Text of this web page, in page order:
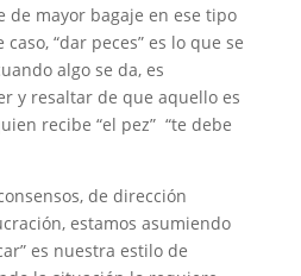
de mayor bagaje en ese tipo
“dar peces” es lo que se
algo se da, es
y resaltar de que aquello es
recibe “el pez” “te debe
de dirección
estamos asumiendo
es nuestra estilo de